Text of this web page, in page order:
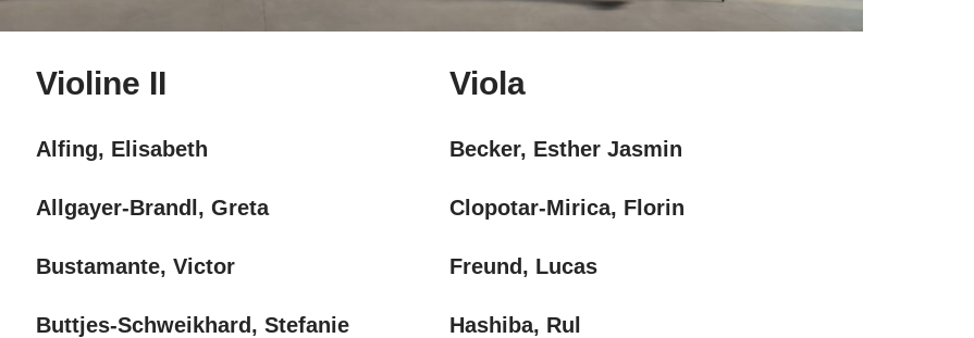
Violine II
Alfing, Elisabeth
Allgayer-Brandl, Greta
Bustamante, Victor
Buttjes-Schweikhard, Stefanie
Viola
Becker, Esther Jasmin
Clopotar-Mirica, Florin
Freund, Lucas
Hashiba, Rul